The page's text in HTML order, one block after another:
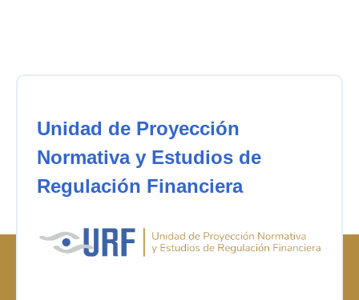
Unidad de Proyección
Normativa y Estudios de
Regulación Financiera